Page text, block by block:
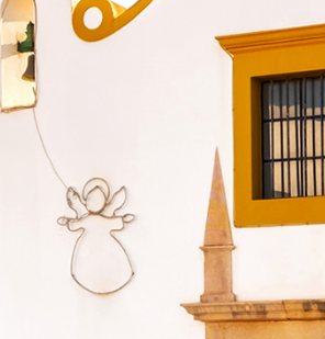
Informações
Notícias
Contactos